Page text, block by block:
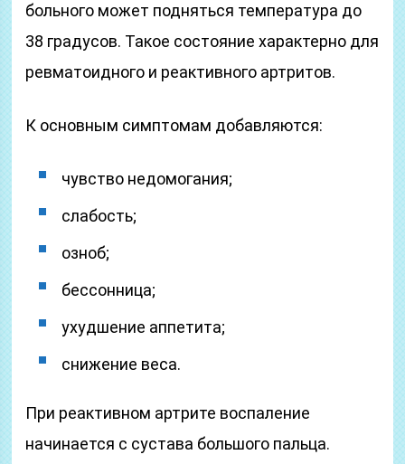
больного может подняться температура до
38 градусов. Такое состояние характерно для
ревматоидного и реактивного артритов.
К основным симптомам добавляются:
чувство недомогания;
слабость;
озноб;
бессонница;
ухудшение аппетита;
снижение веса.
При реактивном артрите воспаление
начинается с сустава большого пальца.